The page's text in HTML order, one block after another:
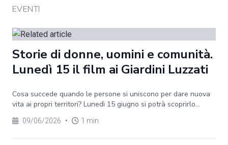
EVENTI
Storie di donne, uomini e comunità.
Lunedì 15 il film ai Giardini Luzzati
Cosa succede quando le persone si uniscono per dare nuova
vita ai propri territori? Lunedì 15 giugno si potrà scoprirlo...
09/06/2026 • 1 min